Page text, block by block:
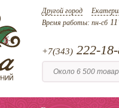
Другой город
Время работы: пн-сб11
+7(343) 222-